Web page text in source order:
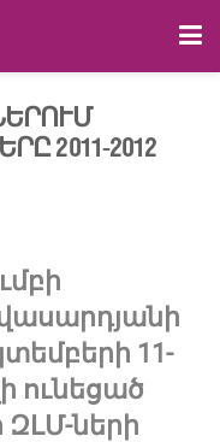
2011-2012
11-
ունեցած
ների